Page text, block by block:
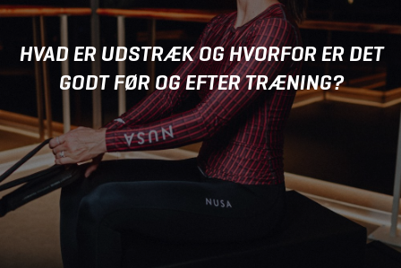
HVAD ER UDSTRÆK OG HVORFOR ER DET
GODT FØR OG EFTER TRÆNING?